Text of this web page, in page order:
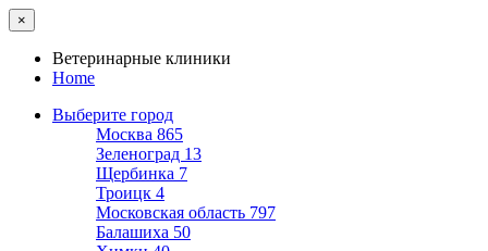
×
Ветеринарные клиники
Home
Выберите город
Москва 865
Зеленоград 13
Щербинка 7
Троицк 4
Московская область 797
Балашиха 50